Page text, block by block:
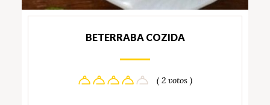
BETERRABA COZIDA
( 2 votos )